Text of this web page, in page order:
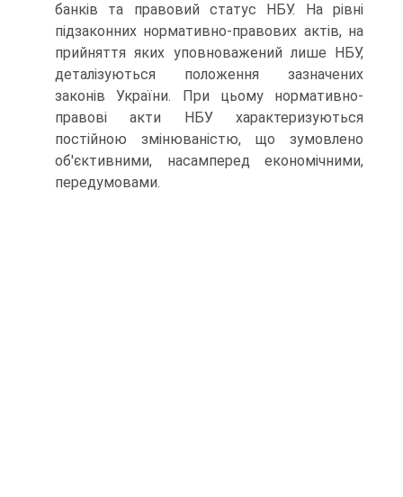
банків та правовий статус НБУ. На рівні
підзаконних нормативно-правових актів, на
прийняття яких уповноважений лише НБУ,
деталізуються положення зазначених
законів України. При цьому нормативно-
правові акти НБУ характеризуються
постійною змінюваністю, що зумовлено
об'єктивними, насамперед економічними,
передумовами.